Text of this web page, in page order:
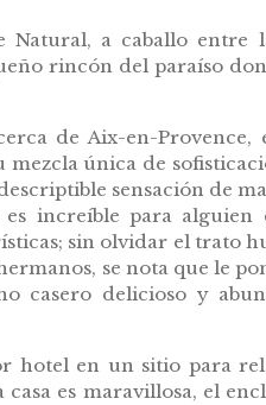
Natural, a caballo
rincón del paraíso
de Aix-en-
mezcla única de
sensación de
increíble para
sin olvidar el trato
se nota que le
casero delicioso y
hotel en un sitio para
es maravillosa, el